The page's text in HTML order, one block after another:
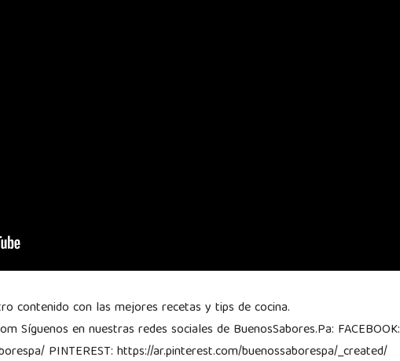
contenido con las mejores recetas y tips de cocina.
Síguenos en nuestras redes sociales de BuenosSabores.Pa: FACEBOOK:
PINTEREST: https://ar.pinterest.com/buenossaborespa/_created/